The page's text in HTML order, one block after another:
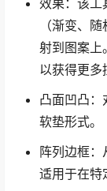
效果：该工
（渐变、
射到图案上
以获得更多
凸面凹凸
软垫形式。
阵列边框：
适用于在特